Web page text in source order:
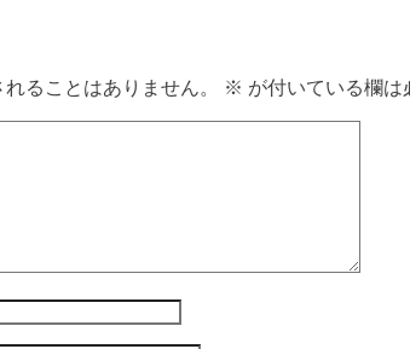
ることはありません。 ※ が付いている欄は